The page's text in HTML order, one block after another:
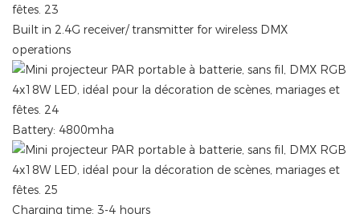
Built in 2.4G receiver/ transmitter for wireless DMX
operations
Battery: 4800mha
Charging time: 3-4 hours